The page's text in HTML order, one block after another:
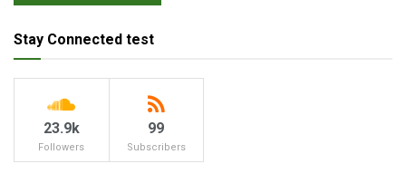
Stay Connected test
23.9k
Followers
99
Subscribers